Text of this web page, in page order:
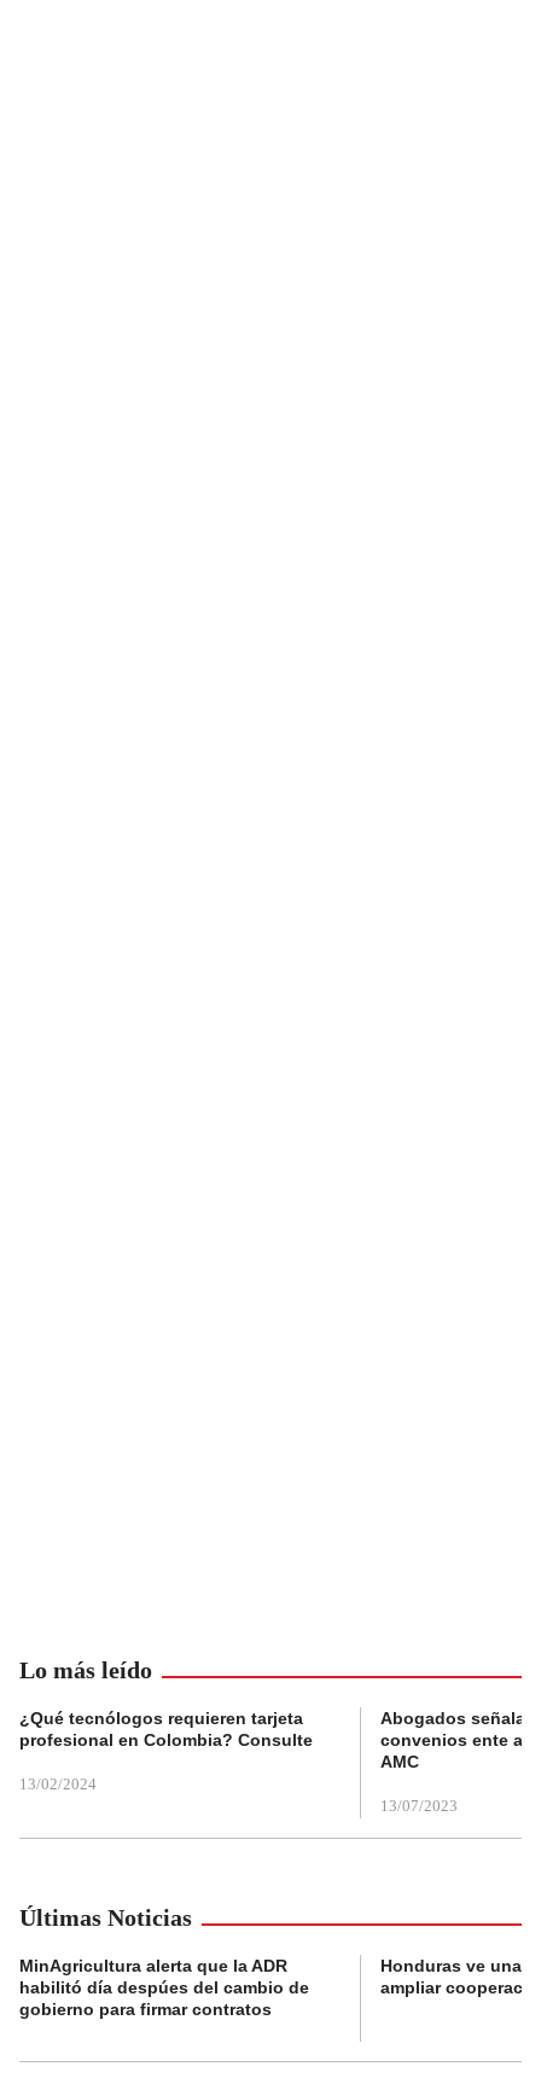
Lo más leído
¿Qué tecnólogos requieren tarjeta
profesional en Colombia? Consulte
13/02/2024
Abogados
convenios ente
AMC
13/07/2023
Últimas Noticias
MinAgricultura alerta que la ADR
habilitó día despúes del cambio de
gobierno para firmar contratos
Honduras ve una
ampliar